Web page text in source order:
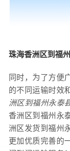
珠海香洲区到福
同时，为了方便
的不同运输时效
洲区到福州永泰
香洲区到福州永
洲区发货到福州
更加优质完善的